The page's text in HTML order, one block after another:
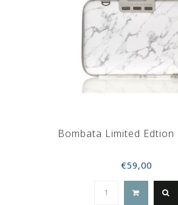
Bombata Limited Edtion
€59,00